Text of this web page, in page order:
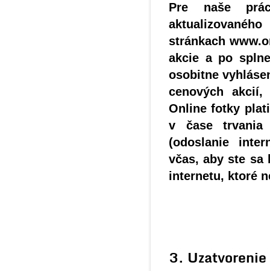
Pre naše
stránkach
akcie a po
osobitne
cenových
Online fotky
v čase trvania
(odoslanie
včas, aby ste sa
internetu, ktoré
3.